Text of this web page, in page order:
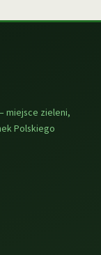
miejsce zieleni,
Polskiego